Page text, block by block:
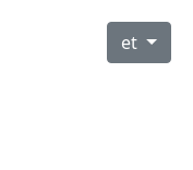
et